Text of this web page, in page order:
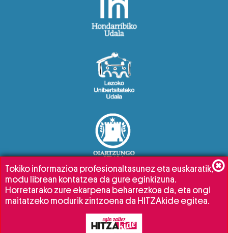
Tokiko informazioa profesionaltasunez eta euskaratik,
modu librean kontatzea da gure eginkizuna.
Horretarako zure ekarpena beharrezkoa da, eta ongi
maitatzeko modurik zintzoena da HITZAkide egitea.